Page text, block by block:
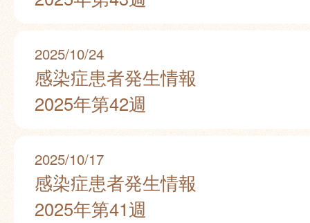
2025/10/24
感染症患者発生情報
2025年第42週
2025/10/17
感染症患者発生情報
2025年第41週